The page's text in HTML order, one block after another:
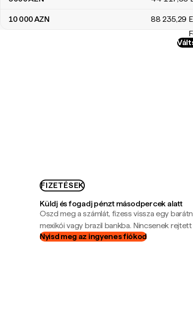
10 000AZN 88 235,29
FIZETÉSEK
Küldj és fogadj pénzt másodpercek alatt
Oszd meg a számlát, fizess vissza egy
mexikói vagy brazil bankba. Nincsenek rejtett
Nyisd meg az ingyenes fiókod